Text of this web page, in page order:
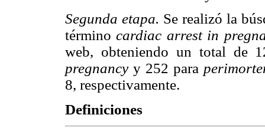
Segunda etapa. Se realizó la
términocardiac arrest in
web, obteniendo un total de
pregnancy y 252 para
8, respectivamente.
Definiciones